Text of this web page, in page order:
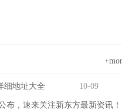
细地址大全 10-09
布，速来关注新东方最新资讯！